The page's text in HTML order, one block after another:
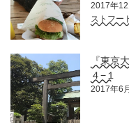
2017年
ストフー
『東京
４−１
2017年6